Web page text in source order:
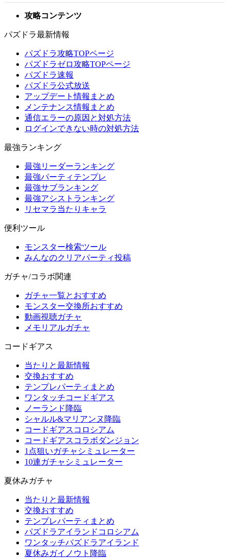
攻略コンテンツ
パズドラ最新情報
パズドラ攻略TOPページ
パズドラゼロ攻略TOPページ
パズドラ速報
パズドラ公式放送
アップデート情報まとめ
メンテナンス情報まとめ
通信エラーの原因と対処方法
ログインできない時の対処方法
最強ランキング
最強リーダーランキング
最強パーティテンプレ
最強サブランキング
最強アシストランキング
リセマラ当たりキャラ
便利ツール
モンスター検索ツール
みんなのクリアパーティ投稿
ガチャ/コラボ関連
ガチャ一覧とおすすめ
モンスター交換所おすすめ
動画視聴ガチャ
メモリアルガチャ
コードギアス
当たりと最新情報
交換おすすめ
テンプレパーティまとめ
ワンタッチコードギアス
ノーランド降臨
シャルル&マリアンヌ降臨
コードギアスコロシアム
コードギアスコラボダンジョン
1点狙いガチャシミュレーター
10連ガチャシミュレーター
夏休みガチャ
当たりと最新情報
交換おすすめ
テンプレパーティまとめ
パズドラアイランドコロシアム
ワンタッチパズドラアイランド
夏休みガイノウト降臨